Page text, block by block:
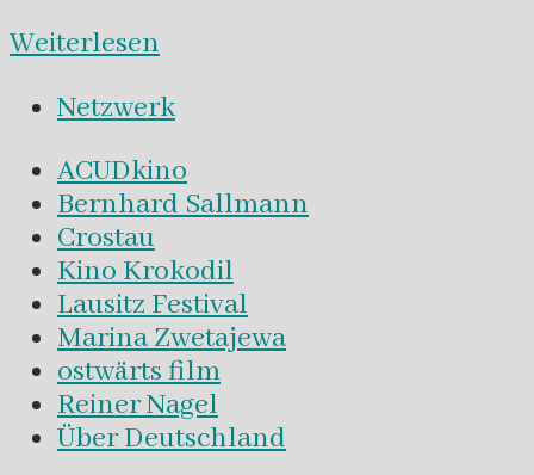
Weiterlesen
Netzwerk
ACUDkino
Bernhard Sallmann
Crostau
Kino Krokodil
Lausitz Festival
Marina Zwetajewa
ostwärts film
Reiner Nagel
Über Deutschland